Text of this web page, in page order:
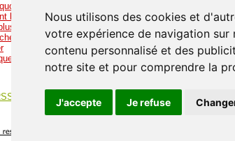
Nous utilisons des cookies et
votre expérience de navigation
contenu personnalisé et des
notre site et pour comprendre la
J'accepte Je refuse
il tend, qu'un objet à posséder; l'amour voit, dans ce
la présence fait sa joie.-Madinier
mystérieux encore. C’est le passage dont il est
obstrué, celui dont le prince harassé de fatigue n’a
des objets imaginaires.
- Alain
Gestion des cookies